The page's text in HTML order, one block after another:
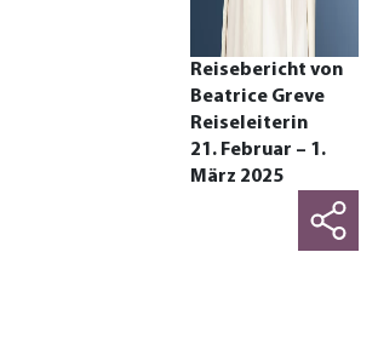
Reisebericht von
Beatrice Greve
Reiseleiterin
21. Februar – 1.
März 2025